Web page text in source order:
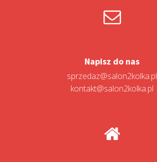
Napisz do nas
sprzedaz@salon2kolka.pl
kontakt@salon2kolka.pl